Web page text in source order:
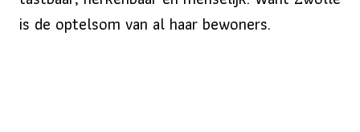
is de optelsom van al haar bewoners.